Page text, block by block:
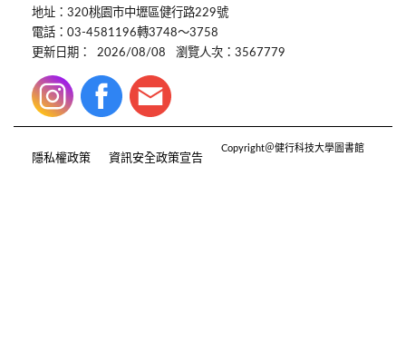
地址：320桃園市中壢區健行路229號
電話：03-4581196轉3748～3758
更新日期：
2026/08/08 瀏覽人次：3567779
隱私權政策 資訊安全政策宣告
Copyright＠健行科技大學圖書館